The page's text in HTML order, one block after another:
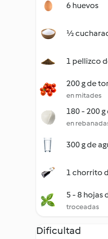
6 huevos
½
1 pellizco
200 g de
en mitades
180 - 200
en
300 g de
1 chorrito
5 - 8 hojas
troceadas
Dificultad